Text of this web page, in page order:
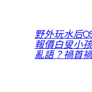
野外玩水后
報價白叟小
亂語？禍首